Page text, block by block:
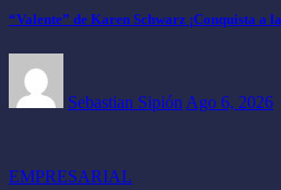
“Valente” de Karen Schwarz ¡Conquista a
Sebastian Sipión Ago 6, 2026
EMPRESARIAL